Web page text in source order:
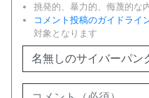
挑発的、暴力的、侮蔑的な
コメント投稿のガイドライ
対象となります